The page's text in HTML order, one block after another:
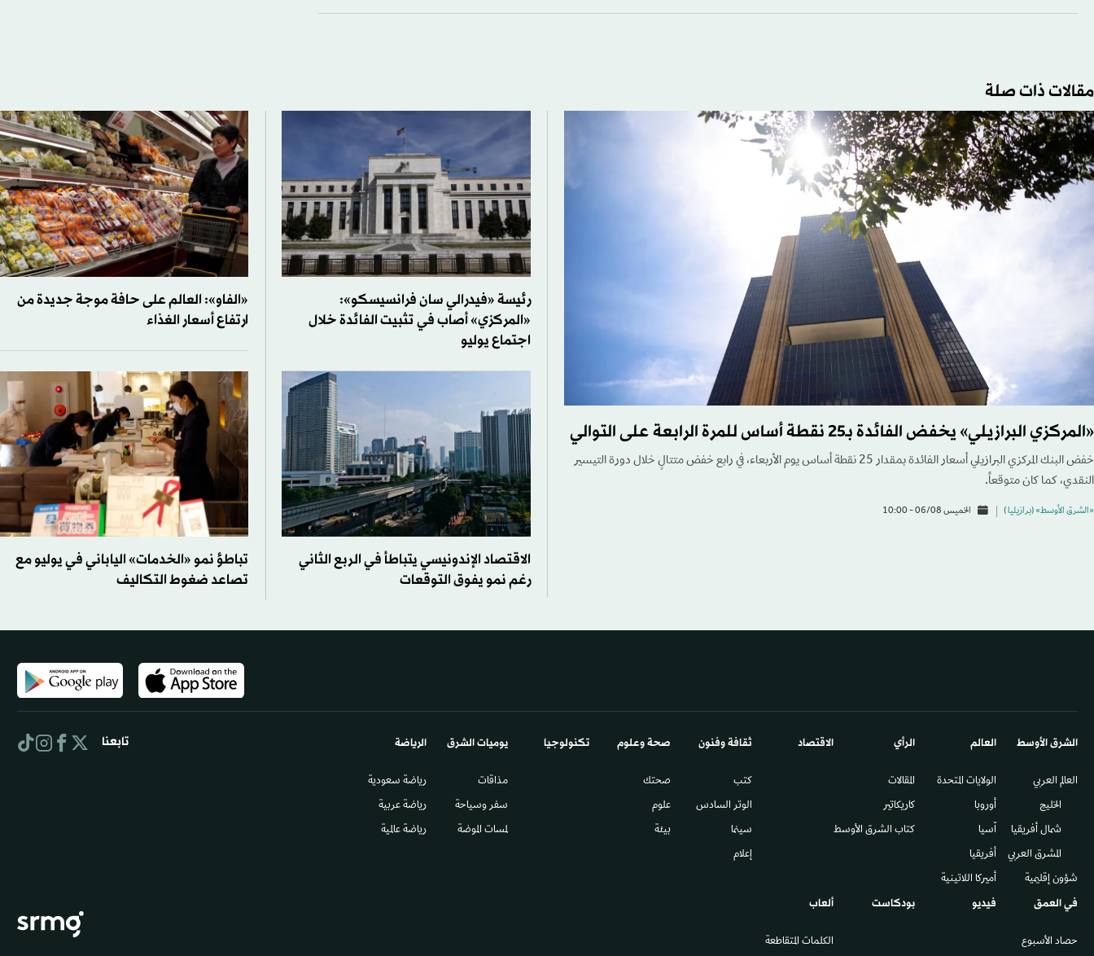
مقالات ذات صلة
«المركزي البرازيلي» يخفض الفائدة بـ25 نقطة أساس للمرة الرابعة على التوالي
خفض البنك المركزي البرازيلي أسعار الفائدة بمقدار 25 نقطة أساس يوم الأربعاء، في رابع خفض متتالٍ خلال دورة التيسير
النقدي، كما كان متوقعاً.
«الشرق الأوسط» (برازيليا ) الخميس 06/08 - 10:00
رئيسة «فيدرالي سان فرانسيسكو»:
«المركزي» أصاب في تثبيت الفائدة خلال
اجتماع يوليو
«الفاو»: العالم على حافة موجة جديدة من
ارتفاع أسعار الغذاء
الاقتصاد الإندونيسي يتباطأ في الربع الثاني
رغم نمو يفوق التوقعات
تباطؤ نمو «الخدمات» الياباني في يوليو مع
تصاعد ضغوط التكاليف
الشرق الأوسط​
العالم العربي
الخليج
شمال أفريقيا
المشرق العربي
شؤون إقليمية
العالم
الولايات المتحدة
أوروبا
آسيا
أفريقيا
أميركا اللاتينية
الرأي
المقالات
كاريكاتير
كتاب الشرق الأوسط
الاقتصاد ثقافة وفنون
كتب
الوتر السادس​
سينما
إعلام
صحة وعلوم
صحتك
علوم
بيئة
تكنولوجيا يوميات الشرق​
مذاقات
سفر وسياحة
لمسات الموضة
الرياضة
رياضة سعودية
رياضة عربية
رياضة عالمية
في العمق
حصاد الأسبوع
فيديو بودكاست ألعاب
الكلمات المتقاطعة
تابعنا